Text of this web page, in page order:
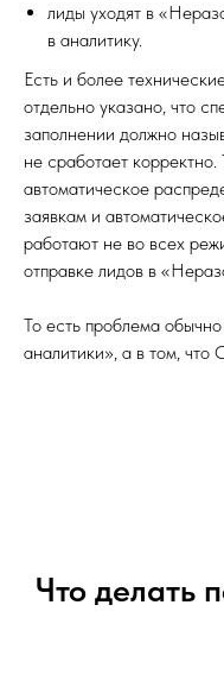
лиды уходят в
в аналитику.
Есть и более
отдельно указано, что
заполнении должно
не сработает
автоматическое
заявкам и
работают не во всех
отправке лидов в
То есть проблема
аналитики», а в том,
Что делать